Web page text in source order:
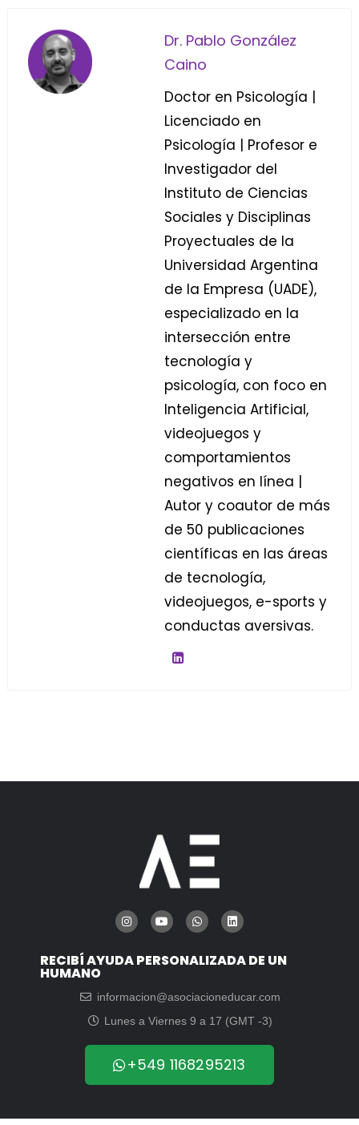
Dr. Pablo González
Caino
Doctor en Psicología |
Licenciado en
Psicología | Profesor e
Investigador del
Instituto de Ciencias
Sociales y Disciplinas
Proyectuales de la
Universidad Argentina
de la Empresa (UADE),
especializado en la
intersección entre
tecnología y
psicología, con foco en
Inteligencia Artificial,
videojuegos y
comportamientos
negativos en línea |
Autor y coautor de más
de 50 publicaciones
científicas en las áreas
de tecnología,
videojuegos, e-sports y
conductas aversivas.
RECIBÍ AYUDA PERSONALIZADA DE UN
HUMANO
informacion@asociacioneducar.com
Lunes a Viernes 9 a 17 (GMT -3)
+549 1168295213